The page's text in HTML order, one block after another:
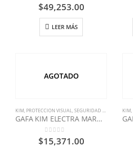
0 out of 5
$49,253.00
LEER MÁS
AGOTADO
KIM, PROTECCION VISUAL,SEGURIDAD INDUSTRIAL
GAFA KIM ELECTRA MARCO AMARILLO L/OSCURO REF.GB9405A
0 out of 5
$15,371.00
KIM,